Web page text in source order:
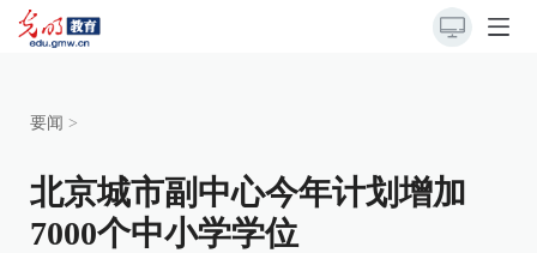
要闻 >
北京城市副中心今年计划增加
7000个中小学学位